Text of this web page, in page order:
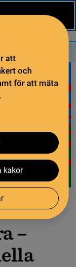
att
och
för att mäta
kakor
–